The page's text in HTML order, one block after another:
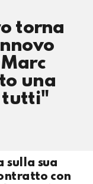
torna
una
tutti"
sulla sua
con